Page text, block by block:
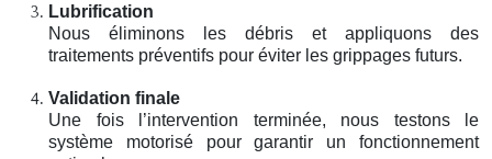
Lubrification
Nous éliminons les débris et appliquons des
traitements préventifs pour éviter les grippages futurs.
Validation finale
Une fois l’intervention terminée, nous testons le
système motorisé pour garantir un fonctionnement